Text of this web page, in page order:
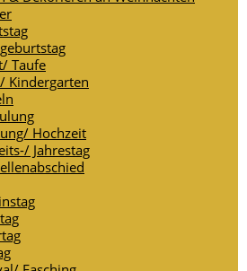
Taufe
Kindergarten
Hochzeit
Jahrestag